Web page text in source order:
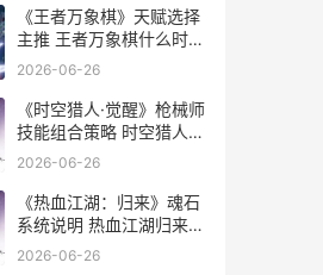
《王者万象棋》天赋选择
主推 王者万象棋什么时候
上线正式服
2026-06-26
《时空猎人·觉醒》枪械师
技能组合策略 时空猎人视
频介绍
2026-06-26
《热血江湖：归来》魂石
系统说明 热血江湖归来兑
换码
2026-06-26